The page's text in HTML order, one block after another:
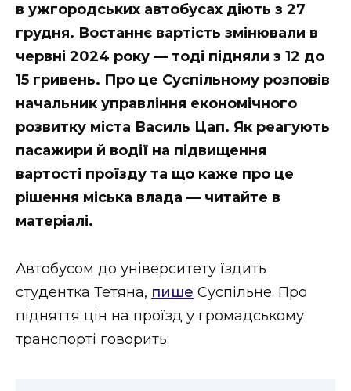
ЗАКАРПАТСЬКІ НОВИНИ
НОВИНИ ЗАХІДНОЇ УКРАЇНИ
ФОТО
ВІДЕО
в ужгородських автобусах діють з 27
грудня. Востаннє вартість змінювали в
червні 2024 року — тоді підняли з 12 до
15 гривень. Про це Суспільному розповів
начальник управління економічного
розвитку міста Василь Цап. Як реагують
пасажири й водії на підвищення
вартості проїзду та що каже про це
рішення міська влада — читайте в
матеріалі.
Автобусом до університету їздить
студентка Тетяна, пише Суспільне. Про
підняття цін на проїзд у громадському
транспорті говорить: